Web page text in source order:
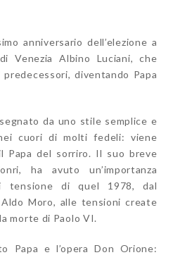
anniversario dell’elezione a
Venezia Albino Luciani, che
diventando Papa
da uno stile semplice e
cuori di molti fedeli: viene
Papa del sorriro. Il suo breve
ha avuto un’importanza
tensione di quel 1978, dal
Moro, alle tensioni create
morte di Paolo VI.
Papa e l’opera Don Orione: